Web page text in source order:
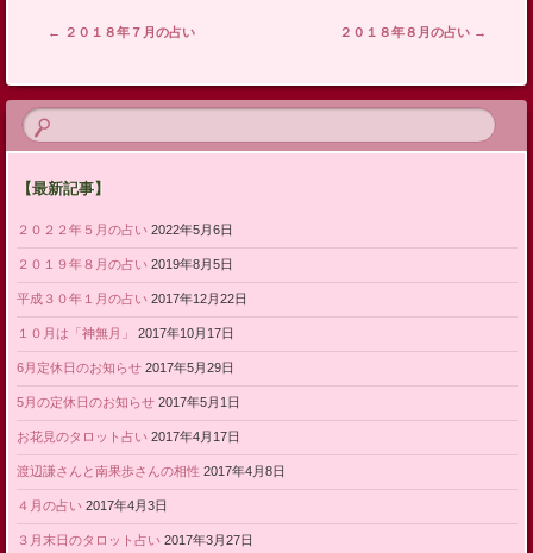
投稿ナビゲーション
← ２０１８年７月の占い ２０１８年８月の占い →
【最新記事】
２０２２年５月の占い 2022年5月6日
２０１９年８月の占い 2019年8月5日
平成３０年１月の占い 2017年12月22日
１０月は「神無月」 2017年10月17日
6月定休日のお知らせ 2017年5月29日
5月の定休日のお知らせ 2017年5月1日
お花見のタロット占い 2017年4月17日
渡辺謙さんと南果歩さんの相性 2017年4月8日
４月の占い 2017年4月3日
３月末日のタロット占い 2017年3月27日